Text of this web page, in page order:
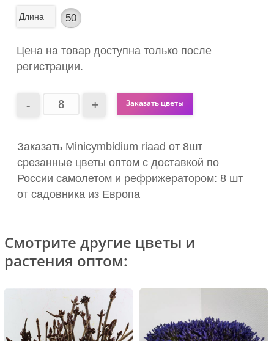
Длина 50
Цена на товар доступна только после
регистрации.
Заказать цветы
Заказать Minicymbidium riaad от 8шт
срезанные цветы оптом с доставкой по
России самолетом и рефрижератором: 8 шт
от садовника из Европа
Смотрите другие цветы и
растения оптом: